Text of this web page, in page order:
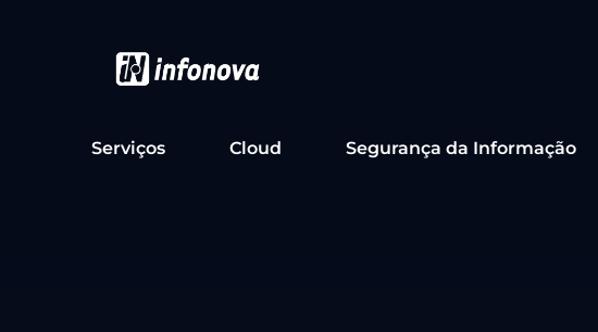
Serviços Cloud Segurança da Informação